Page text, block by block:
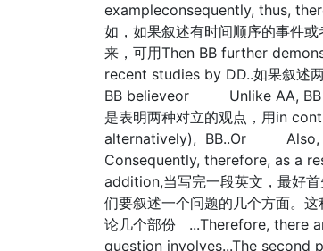
exampleconsequently, thus,
如，如果叙述有时间顺序的事件
来，可用Then BB further
recent studies by DD..如果叙述
BB believeor Unlike AA, BB
是表明两种对立的观点，用in
alternatively), BB..Or Also,
Consequently, therefore, as a
addition,当写完一段英文，最好
们要叙述一个问题的几个方面。
论几个部份 ...Therefore, there
question involves...The second